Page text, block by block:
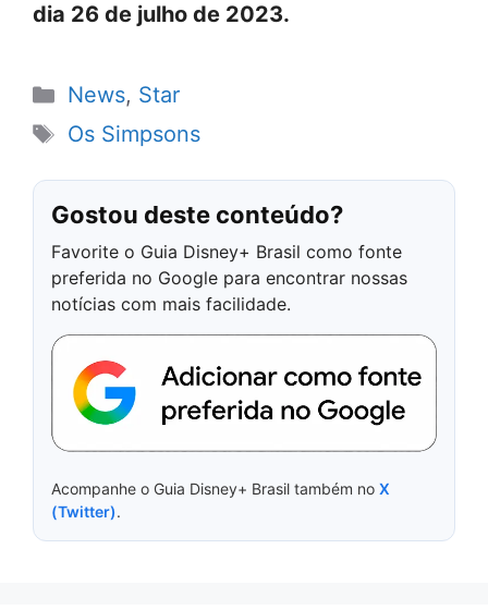
dia 26 de julho de 2023.
Categorias
News, Star
Tags
Os Simpsons
Gostou deste conteúdo?
Favorite o Guia Disney+ Brasil como fonte
preferida no Google para encontrar nossas
notícias com mais facilidade.
Acompanhe o Guia Disney+ Brasil também no X
(Twitter).